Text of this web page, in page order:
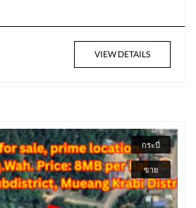
VIEW DETAILS
กระบี่
ขาย